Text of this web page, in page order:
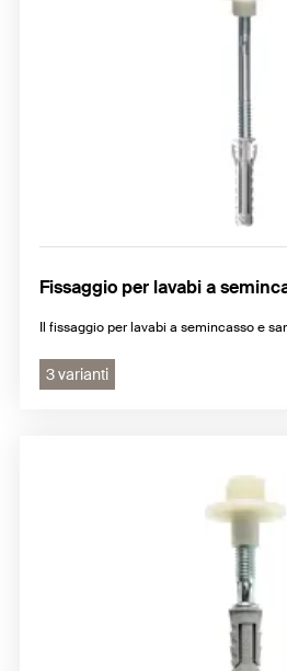
Fissaggio per lavabi a
Il fissaggio per lavabi a semincasso e
3 varianti